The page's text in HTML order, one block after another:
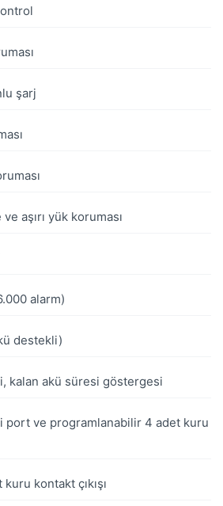
şarj
ve aşırı yük koruması
alarm)
destekli)
kalan akü süresi göstergesi
port ve programlanabilir 4 adet kuru
kontakt çıkışı